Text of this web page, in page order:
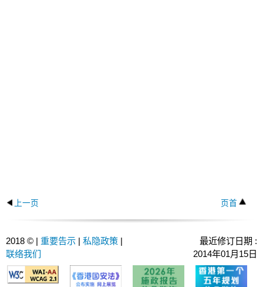
上一页 页首
2018 © | 重要告示 | 私隐政策 |
联络我们
最近修订日期 :
2014年01月15日